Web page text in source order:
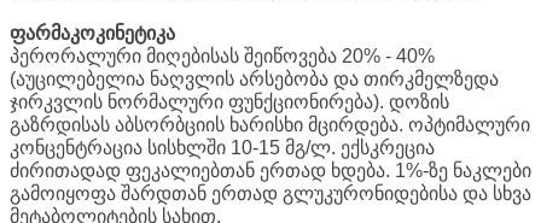
ფარმაკოკინეტიკა
პერორალური მიღებისას შეიწოვება 20% - 40%
(აუცილებელია ნაღვლის არსებობა და თირკმელზედა
ჯირკვლის ნორმალური ფუნქციონირება). დოზის
გაზრდისას აბსორბციის ხარისხი მცირდება. ოპტიმალური
კონცენტრაცია სისხლში 10-15 მგ/ლ. ექსკრეცია
ძირითადად ფეკალიებთან ერთად ხდება. 1%-ზე ნაკლები
გამოიყოფა შარდთან ერთად გლუკურონიდებისა და სხვა
მეტაბოლიტების სახით.